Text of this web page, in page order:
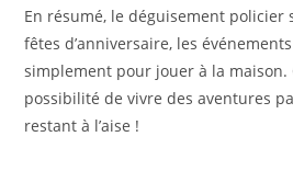
En résumé, le déguisement
fêtes d’anniversaire, les
simplement pour jouer à la
possibilité de vivre des aventures
restant à l’aise !